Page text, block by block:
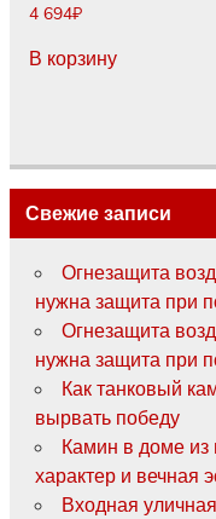
4 694₽
В корзину
Свежие записи
Огнезащита
нужна защита при
Огнезащита
нужна защита при
Как танковый
вырвать победу
Камин в доме из
характер и вечная
Входная